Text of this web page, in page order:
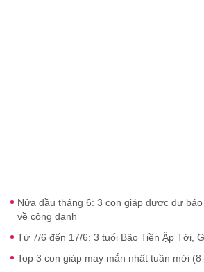
Nửa đầu tháng 6: 3 con giáp được dự
về công danh
Từ 7/6 đến 17/6: 3 tuổi Bão Tiền Ập Tới,
Top 3 con giáp may mắn nhất tuần mới